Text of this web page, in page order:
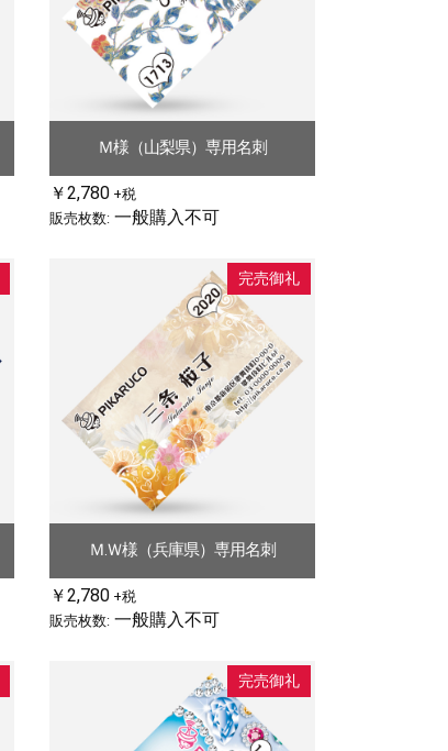
Ｍ様（山梨県）専用名刺
￥2,780 +税
販売枚数: 一般購入不可
完売御礼
Ｍ.Ｗ様（兵庫県）専用名刺
￥2,780 +税
販売枚数: 一般購入不可
完売御礼